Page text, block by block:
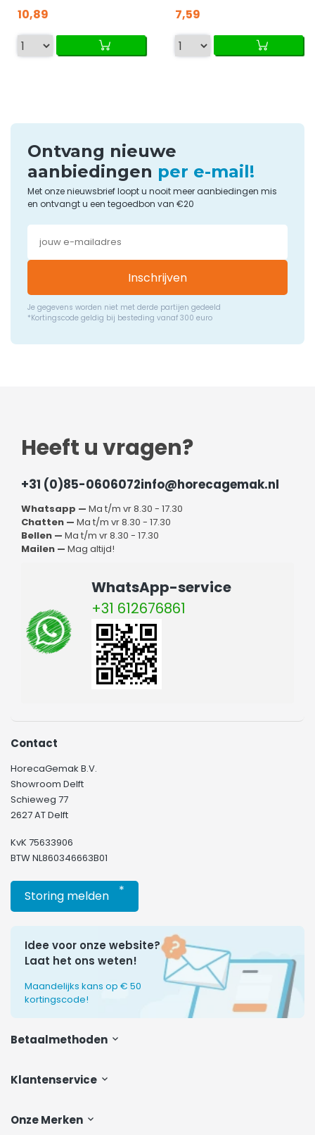
10,89 7,59
Ontvang nieuwe
aanbiedingen per e-mail!
Met onze nieuwsbrief loopt u nooit meer aanbiedingen mis
en ontvangt u een tegoedbon van €20
Inschrijven
Je gegevens worden niet met derde partijen gedeeld
*Kortingscode geldig bij besteding vanaf 300 euro
Heeft u vragen?
+31 (0)85-0606072info@horecagemak.nl
Whatsapp — Ma t/m vr 8.30 - 17.30
Chatten — Ma t/m vr 8.30 - 17.30
Bellen — Ma t/m vr 8.30 - 17.30
Mailen — Mag altijd!
WhatsApp-service
+31 612676861
Klantenservice
Onze Merken
Contact
HorecaGemak B.V.
Showroom Delft
Schieweg 77
2627 AT Delft
KvK 75633906
BTW NL860346663B01
Storing melden *
Idee voor onze website?
Laat het ons weten!
Maandelijks kans op € 50
kortingscode!
Betaalmethoden